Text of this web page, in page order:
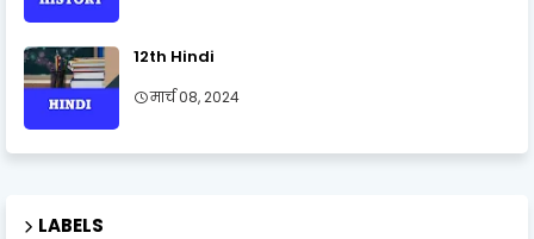
12th Hindi
मार्च 08, 2024
LABELS